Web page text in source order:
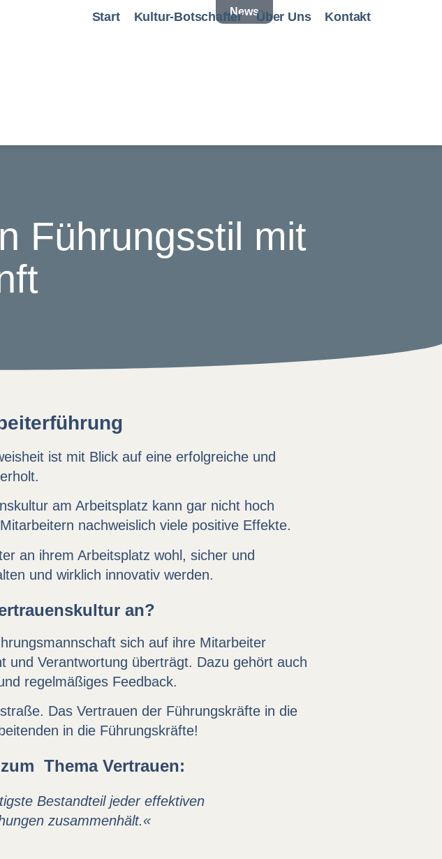
News
Start Kultur-Botschafter Über Uns Kontakt
Führungsstil mit
ist mit Blick auf eine erfolgreiche und
am Arbeitsplatz kann gar nicht hoch
nachweislich viele positive Effekte.
an ihrem Arbeitsplatz wohl, sicher und
und wirklich innovativ werden.
an?
sich auf ihre Mitarbeiter
und Verantwortung überträgt. Dazu gehört auch
regelmäßiges Feedback.
Das Vertrauen der Führungskräfte in die
in die Führungskräfte!
Thema Vertrauen:
Bestandteil jeder effektiven
zusammenhält.«